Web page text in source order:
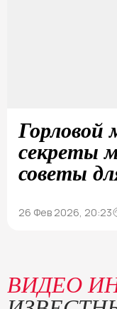
секреты
советы
26 Фев 2026, 20:23
ВИДЕО